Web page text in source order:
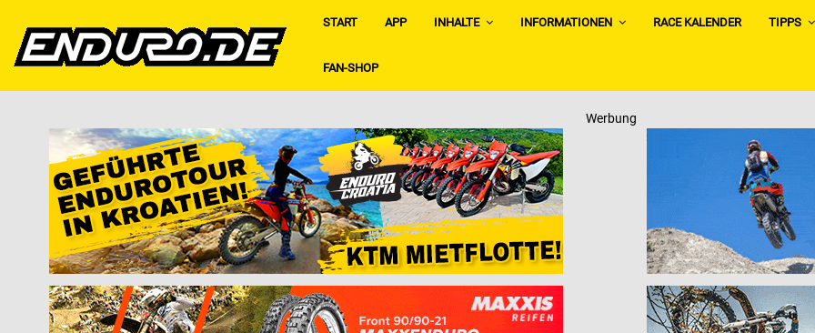
START APP INHALTE INFORMATIONEN RACE KALENDER TIPPS
FAN-SHOP
Werbung